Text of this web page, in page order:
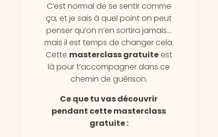
C’est normal de se sentir comme
ça, et je sais à quel point on peut
penser qu’on n’en sortira jamais…
mais il est temps de changer cela.
Cette masterclass gratuiteest
là pour t’accompagner dans ce
chemin de guérison.
Ce que tu vas découvrir
pendant cette masterclass
gratuite :